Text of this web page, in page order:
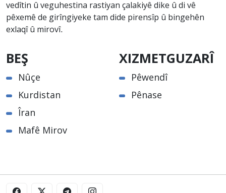
vedîtin û veguhestina rastiyan çalakiyê dike û di vê
pêxemê de girîngiyeke tam dide pirensîp û bingehên
exlaqî û mirovî.
BEŞ
Nûçe
Kurdistan
Îran
Mafê Mirov
XIZMETGUZARÎ
Pêwendî
Pênase